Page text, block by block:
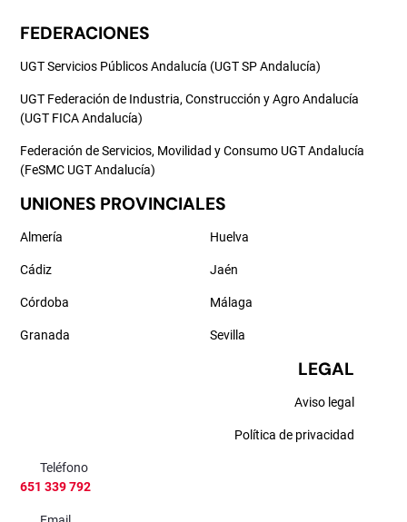
FEDERACIONES
UGT Servicios Públicos Andalucía (UGT SP Andalucía)
UGT Federación de Industria, Construcción y Agro Andalucía
(UGT FICA Andalucía)
Federación de Servicios, Movilidad y Consumo UGT Andalucía
(FeSMC UGT Andalucía)
UNIONES PROVINCIALES
Almería
Cádiz
Córdoba
Granada
Huelva
Jaén
Málaga
Sevilla
LEGAL
Aviso legal
Política de privacidad
Teléfono
651 339 792